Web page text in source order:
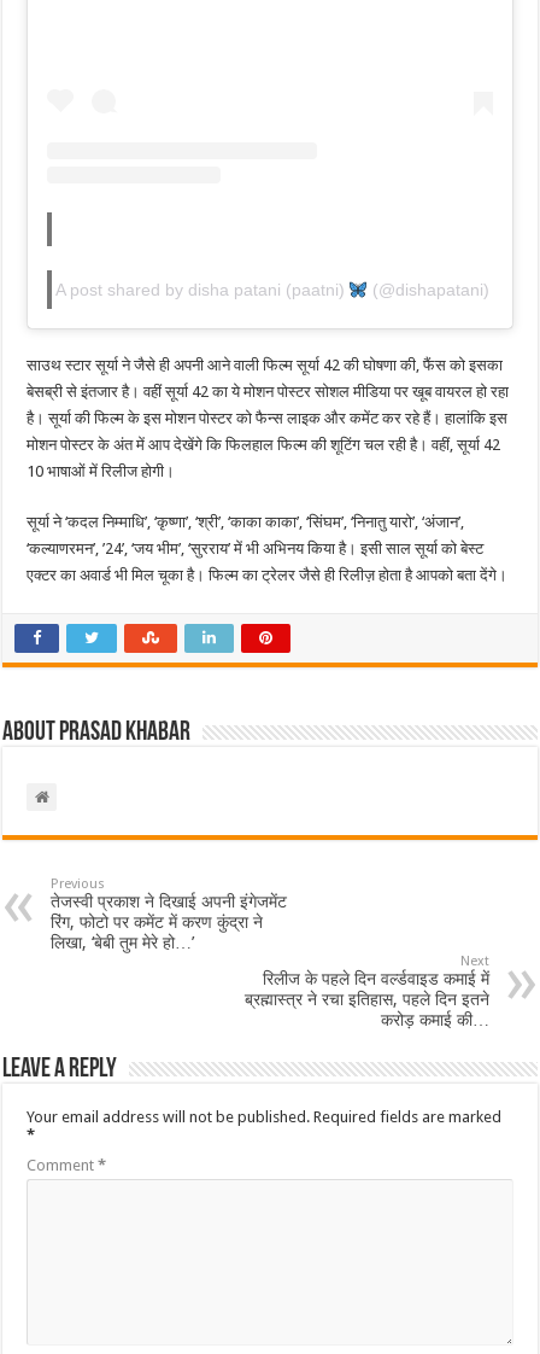
A post shared by disha patani (paatni) (@dishapatani)
साउथ स्टार सूर्या ने जैसे ही अपनी आने वाली फिल्म सूर्या 42 की घोषणा की, फैंस को इसका
बेसब्री से इंतजार है। वहीं सूर्या 42 का ये मोशन पोस्टर सोशल मीडिया पर खूब वायरल हो रहा
है। सूर्या की फिल्म के इस मोशन पोस्टर को फैन्स लाइक और कमेंट कर रहे हैं। हालांकि इस
मोशन पोस्टर के अंत में आप देखेंगे कि फिलहाल फिल्म की शूटिंग चल रही है। वहीं, सूर्या 42
10 भाषाओं में रिलीज होगी।
सूर्या ने ‘कदल निम्माधि’, ‘कृष्णा’, ‘श्री’, ‘काका काका’, ‘सिंघम’, ‘निनातु यारो’, ‘अंजान’,
‘कल्याणरमन’, ’24’, ‘जय भीम’, ‘सुरराय’ में भी अभिनय किया है। इसी साल सूर्या को बेस्ट
एक्टर का अवार्ड भी मिल चूका है। फिल्म का ट्रेलर जैसे ही रिलीज़ होता है आपको बता देंगे।
About Prasad Khabar
Previous
तेजस्वी प्रकाश ने दिखाई अपनी इंगेजमेंट
रिंग, फोटो पर कमेंट में करण कुंद्रा ने
लिखा, ‘बेबी तुम मेरे हो…’
Next
रिलीज के पहले दिन वर्ल्डवाइड कमाई में
ब्रह्मास्त्र ने रचा इतिहास, पहले दिन इतने
करोड़ कमाई की…
Leave a Reply
Your email address will not be published. Required fields are marked
*
Comment*